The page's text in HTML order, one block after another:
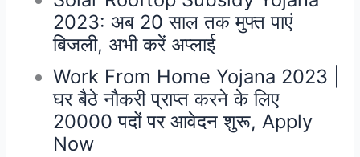
2023: अब 20 साल तक मुफ्त पाएं
बिजली, अभी करें अप्लाई
Work From Home Yojana 2023 |
घर बैठे नौकरी प्राप्त करने के लिए
20000 पदों पर आवेदन शुरू, Apply
Now